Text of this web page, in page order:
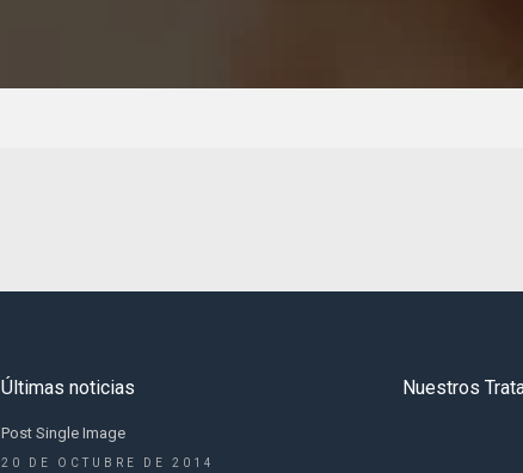
Últimas noticias
Post Single Image
20 DE OCTUBRE DE 2014
Nuestros